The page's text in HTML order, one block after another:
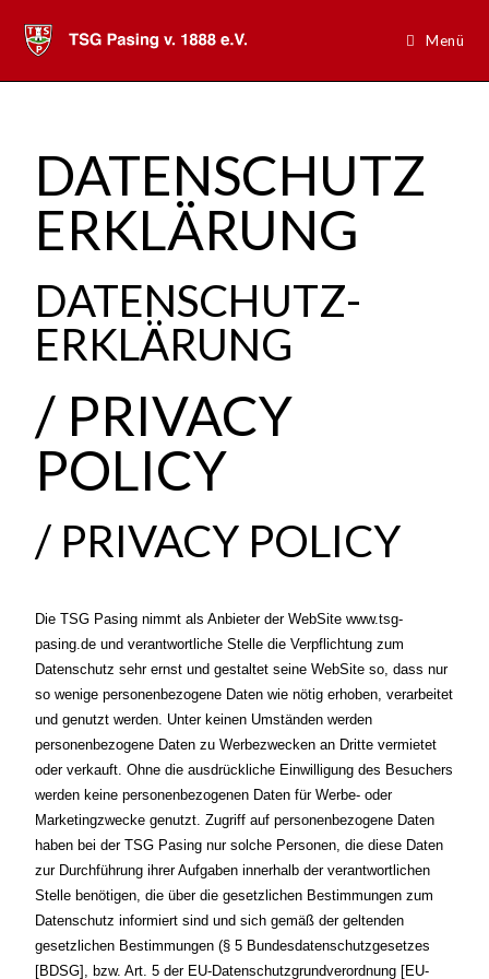
Menü
DATENSCHUTZ
ERKLÄRUNG
DATENSCHUTZ-
ERKLÄRUNG
/ PRIVACY
POLICY
/ PRIVACY POLICY
Die TSG Pasing nimmt als Anbieter der WebSite www.tsg-
pasing.de und verantwortliche Stelle die Verpflichtung zum
Datenschutz sehr ernst und gestaltet seine WebSite so, dass nur
so wenige personenbezogene Daten wie nötig erhoben, verarbeitet
und genutzt werden. Unter keinen Umständen werden
personenbezogene Daten zu Werbezwecken an Dritte vermietet
oder verkauft. Ohne die ausdrückliche Einwilligung des Besuchers
werden keine personenbezogenen Daten für Werbe- oder
Marketingzwecke genutzt. Zugriff auf personenbezogene Daten
haben bei der TSG Pasing nur solche Personen, die diese Daten
zur Durchführung ihrer Aufgaben innerhalb der verantwortlichen
Stelle benötigen, die über die gesetzlichen Bestimmungen zum
Datenschutz informiert sind und sich gemäß der geltenden
gesetzlichen Bestimmungen (§ 5 Bundesdatenschutzgesetzes
[BDSG], bzw. Art. 5 der EU-Datenschutzgrundverordnung [EU-